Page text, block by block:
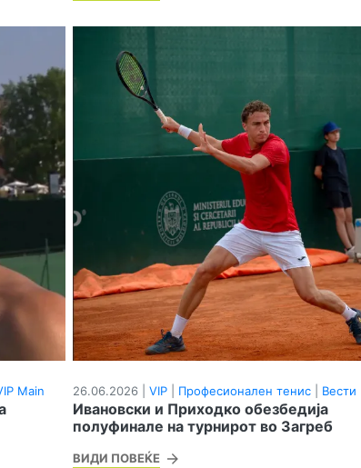
Main 26.06.2026 | VIP| Професионален тенис| Вести
Ивановски и Приходко обезбедија
полуфинале на турнирот во Загреб
ВИДИ ПОВЕЌЕ